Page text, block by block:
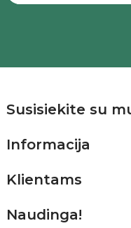
Susisiekite su
Informacija
Klientams
Naudinga!